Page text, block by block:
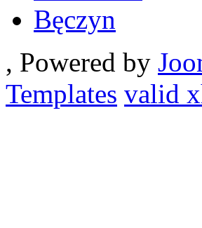
Bęczyn
, Powered by
Templates valid